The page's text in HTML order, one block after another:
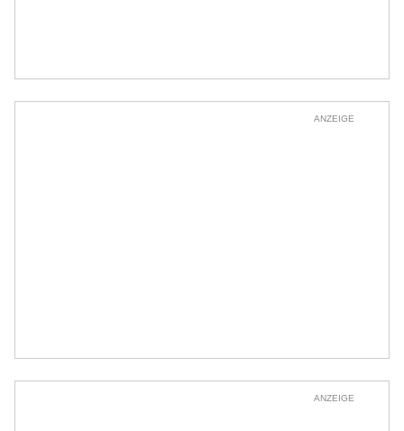
ANZEIGE
ANZEIGE